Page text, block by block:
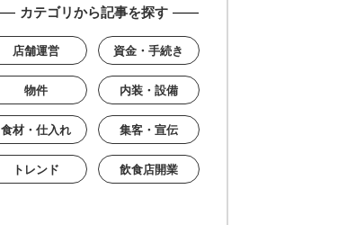
カテゴリから記事を探す
店舗運営 資金・手続き
物件 内装・設備
食材・仕入れ 集客・宣伝
トレンド 飲食店開業